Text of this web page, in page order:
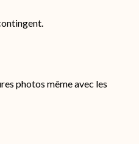
photos même avec les